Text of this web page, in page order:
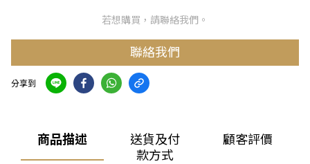
若想購買，請聯絡我們。
聯絡我們
分享到
商品描述
送貨及付
款方式
顧客評價